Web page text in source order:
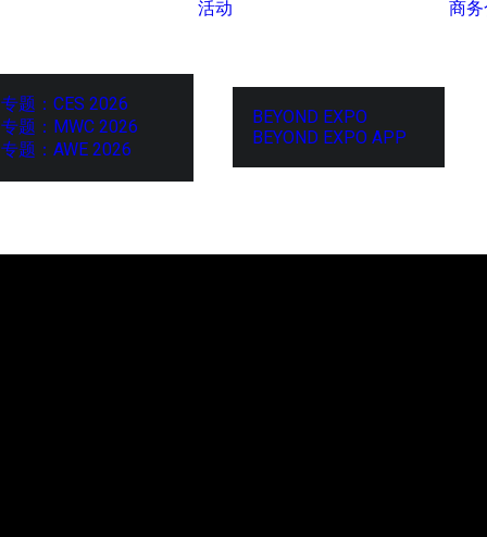
专题：CES 2026
专题：MWC 2026
专题：AWE 2026
活动
BEYOND EXPO
BEYOND EXPO APP
商